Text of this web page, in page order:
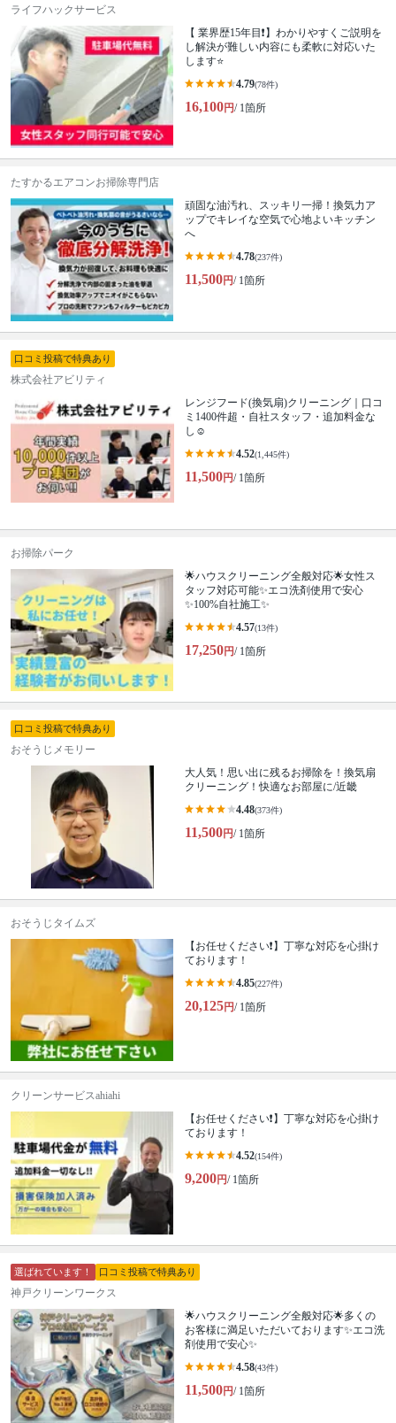
ライフハックサービス
【 業界歴15年目❗️】わかりやすくご説明を
し解決が難しい内容にも柔軟に対応いた
します⭐️
4.79(78件)
16,100円/ 1箇所
たすかるエアコンお掃除専門店
頑固な油汚れ、スッキリ一掃！換気力ア
ップでキレイな空気で心地よいキッチン
へ
4.78(237件)
11,500円/ 1箇所
口コミ投稿で特典あり
株式会社アビリティ
レンジフード(換気扇)クリーニング｜口コ
ミ1400件超・自社スタッフ・追加料金な
し☺️
4.52(1,445件)
11,500円/ 1箇所
お掃除パーク
🌟ハウスクリーニング全般対応🌟女性ス
タッフ対応可能✨エコ洗剤使用で安心
✨100%自社施工✨
4.57(13件)
17,250円/ 1箇所
口コミ投稿で特典あり
おそうじメモリー
大人気！思い出に残るお掃除を！換気扇
クリーニング！快適なお部屋に/近畿
4.48(373件)
11,500円/ 1箇所
おそうじタイムズ
【お任せください❗️】丁寧な対応を心掛け
ております！
4.85(227件)
20,125円/ 1箇所
クリーンサービスahiahi
【お任せください❗️】丁寧な対応を心掛け
ております！
4.52(154件)
9,200円/ 1箇所
選ばれています！ 口コミ投稿で特典あり
神戸クリーンワークス
🌟ハウスクリーニング全般対応🌟多くの
お客様に満足いただいております✨エコ洗
剤使用で安心✨
4.58(43件)
11,500円/ 1箇所